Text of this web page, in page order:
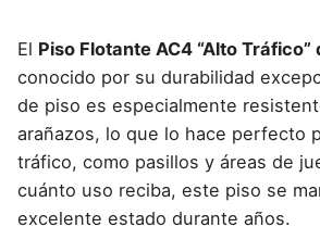
El Piso Flotante AC4 “Alto Tráfico”
conocido por su durabilidad
de piso es especialmente
arañazos, lo que lo hace perfecto
tráfico, como pasillos y áreas de
cuánto uso reciba, este piso se
excelente estado durante años.